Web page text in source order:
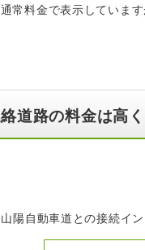
常料金で表示していま
道路の料金は高
陽自動車道との接続イ